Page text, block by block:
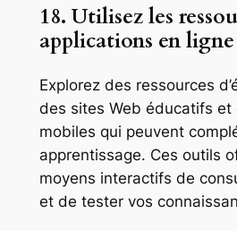
18. Utilisez les
applications en ligne
Explorez des ressources
des sites Web éducatifs et
mobiles qui peuvent
apprentissage. Ces outils
moyens interactifs de
et de tester vos